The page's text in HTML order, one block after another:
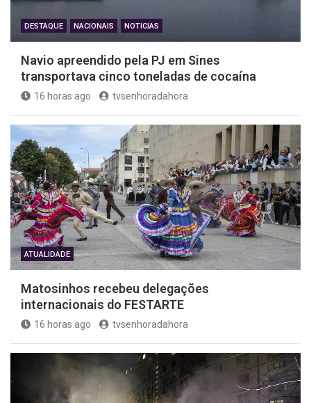
DESTAQUE NACIONAIS NOTICIAS
Navio apreendido pela PJ em Sines
transportava cinco toneladas de cocaína
16 horas ago tvsenhoradahora
ATUALIDADE
Matosinhos recebeu delegações
internacionais do FESTARTE
16 horas ago tvsenhoradahora